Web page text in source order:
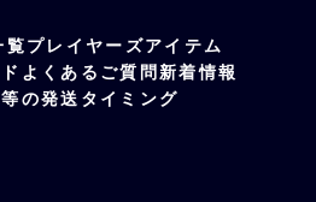
覧プレイヤーズアイテム
よくあるご質問新着情報
の発送タイミング